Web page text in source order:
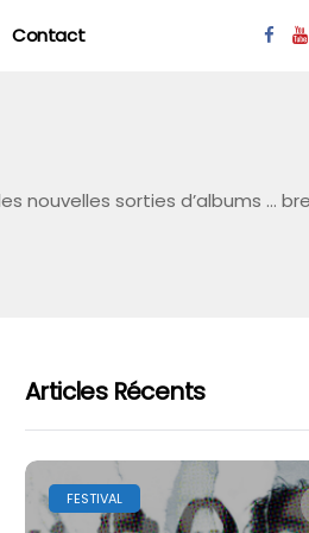
Contact
nouvelles sorties d’albums …
Articles Récents
FESTIVAL